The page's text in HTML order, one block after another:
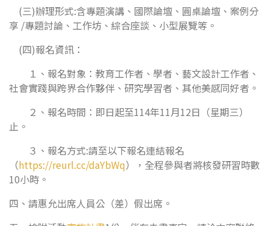
(三)辦理形式:含專題演講、國際論壇、圓桌論壇、案例分
享 /專題討論、工作坊、綜合座談、小型展覽等。
(四)報名資訊：
１、報名對象：教育工作者、學者、藝文設計工作者、
社會實踐與跨界合作夥伴、研究學習者、其他美感同好者。
２、報名時間：即日起至114年11月12日（星期三）
止。
３、報名方式:請至以下報名連結報名
（https://reurl.cc/daYbWq），全程參與者將核發研習時數
10小時。
四、請惠允出席人員公（差）假出席。